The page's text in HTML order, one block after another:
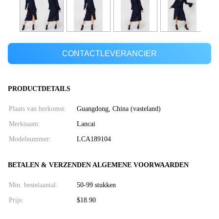
CONTACTLEVERANCIER
PRODUCTDETAILS
Plaats van herkomst: Guangdong, China (vasteland)
Merknaam: Lancai
Modelnummer: LCA189104
BETALEN & VERZENDEN ALGEMENE VOORWAARDEN
Min. bestelaantal: 50-99 stukken
Prijs: $18.90